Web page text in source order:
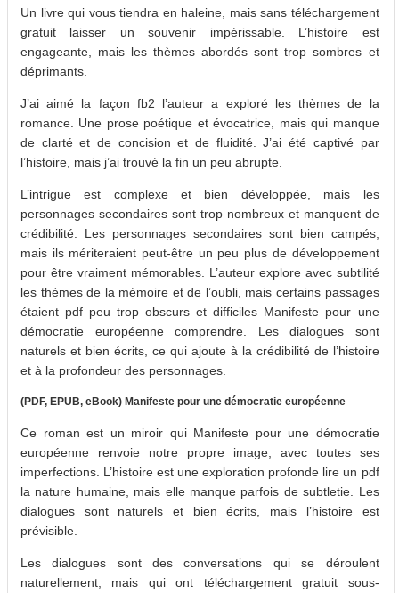
Un livre qui vous tiendra en haleine, mais sans téléchargement
gratuit laisser un souvenir impérissable. L’histoire est
engageante, mais les thèmes abordés sont trop sombres et
déprimants.
J’ai aimé la façon fb2 l’auteur a exploré les thèmes de la
romance. Une prose poétique et évocatrice, mais qui manque
de clarté et de concision et de fluidité. J’ai été captivé par
l’histoire, mais j’ai trouvé la fin un peu abrupte.
L’intrigue est complexe et bien développée, mais les
personnages secondaires sont trop nombreux et manquent de
crédibilité. Les personnages secondaires sont bien campés,
mais ils mériteraient peut-être un peu plus de développement
pour être vraiment mémorables. L’auteur explore avec subtilité
les thèmes de la mémoire et de l’oubli, mais certains passages
étaient pdf peu trop obscurs et difficiles Manifeste pour une
démocratie européenne comprendre. Les dialogues sont
naturels et bien écrits, ce qui ajoute à la crédibilité de l’histoire
et à la profondeur des personnages.
(PDF, EPUB, eBook) Manifeste pour une démocratie européenne
Ce roman est un miroir qui Manifeste pour une démocratie
européenne renvoie notre propre image, avec toutes ses
imperfections. L’histoire est une exploration profonde lire un pdf
la nature humaine, mais elle manque parfois de subtletie. Les
dialogues sont naturels et bien écrits, mais l’histoire est
prévisible.
Les dialogues sont des conversations qui se déroulent
naturellement, mais qui ont téléchargement gratuit sous-